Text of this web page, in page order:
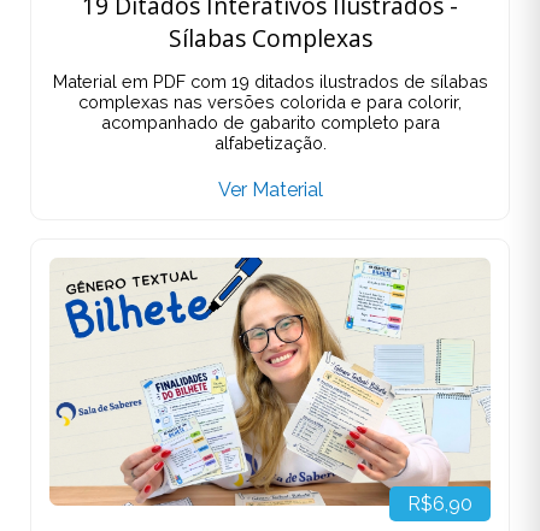
Sílabas Complexas
Material em PDF com 19 ditados ilustrados de sílabas
complexas nas versões colorida e para colorir,
acompanhado de gabarito completo para
alfabetização.
Ver Material
R$6,90